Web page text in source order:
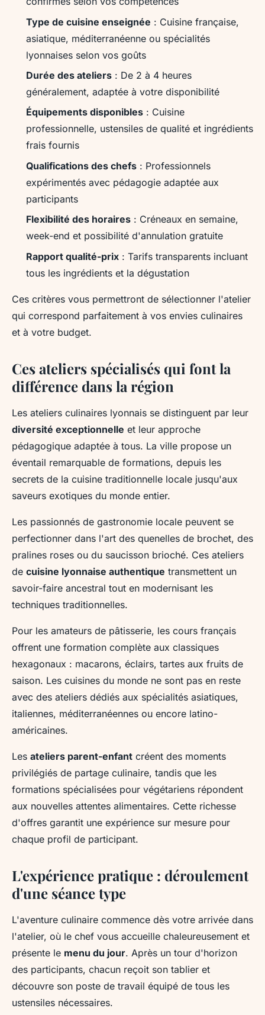
Type de cuisine enseignée : Cuisine française,
asiatique, méditerranéenne ou spécialités
lyonnaises selon vos goûts
Durée des ateliers : De 2 à 4 heures
généralement, adaptée à votre disponibilité
Équipements disponibles : Cuisine
professionnelle, ustensiles de qualité et ingrédients
frais fournis
Qualifications des chefs : Professionnels
expérimentés avec pédagogie adaptée aux
participants
Flexibilité des horaires : Créneaux en semaine,
week-end et possibilité d'annulation gratuite
Rapport qualité-prix : Tarifs transparents incluant
tous les ingrédients et la dégustation
Ces critères vous permettront de sélectionner l'atelier
qui correspond parfaitement à vos envies culinaires
et à votre budget.
Ces ateliers spécialisés qui font la
différence dans la région
Les ateliers culinaires lyonnais se distinguent par leur
diversité exceptionnelle et leur approche
pédagogique adaptée à tous. La ville propose un
éventail remarquable de formations, depuis les
secrets de la cuisine traditionnelle locale jusqu'aux
saveurs exotiques du monde entier.
Les passionnés de gastronomie locale peuvent se
perfectionner dans l'art des quenelles de brochet, des
pralines roses ou du saucisson brioché. Ces ateliers
de cuisine lyonnaise authentique transmettent un
savoir-faire ancestral tout en modernisant les
techniques traditionnelles.
Pour les amateurs de pâtisserie, les cours français
offrent une formation complète aux classiques
hexagonaux : macarons, éclairs, tartes aux fruits de
saison. Les cuisines du monde ne sont pas en reste
avec des ateliers dédiés aux spécialités asiatiques,
italiennes, méditerranéennes ou encore latino-
américaines.
Les ateliers parent-enfant créent des moments
privilégiés de partage culinaire, tandis que les
formations spécialisées pour végétariens répondent
aux nouvelles attentes alimentaires. Cette richesse
d'offres garantit une expérience sur mesure pour
chaque profil de participant.
L'expérience pratique : déroulement
d'une séance type
L'aventure culinaire commence dès votre arrivée dans
l'atelier, où le chef vous accueille chaleureusement et
présente le menu du jour. Après un tour d'horizon
des participants, chacun reçoit son tablier et
découvre son poste de travail équipé de tous les
ustensiles nécessaires.